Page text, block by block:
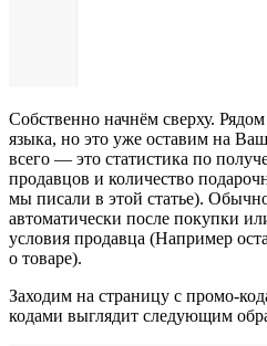
Собственно начнём сверху.
языка, но это уже оставим на
всего — это статистика по
продавцов и количество
мы писали в этой статье).
автоматически после покупки
условия продавца (Например
о товаре).
Заходим на страницу с промо-
кодами выглядит следующим